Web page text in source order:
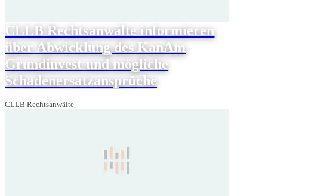
CLLB Rechtsanwälte informieren
über Abwicklung des KanAm
Grundinvest und mögliche
Schadenersatzansprüche
CLLB Rechtsanwälte